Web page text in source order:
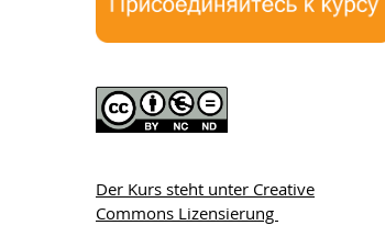
Der Kurs steht unter Creative
Commons Lizensierung